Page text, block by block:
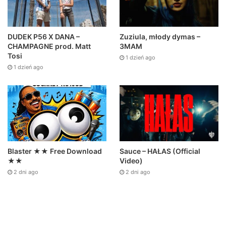
DUDEK P56 X DANA –
CHAMPAGNE prod. Matt
Tosi
1 dzień ago
Zuziula, młody dymas –
3MAM
1 dzień ago
Blaster ★★ Free Download
★★
2 dni ago
Sauce – HAŁAS (Official
Video)
2 dni ago